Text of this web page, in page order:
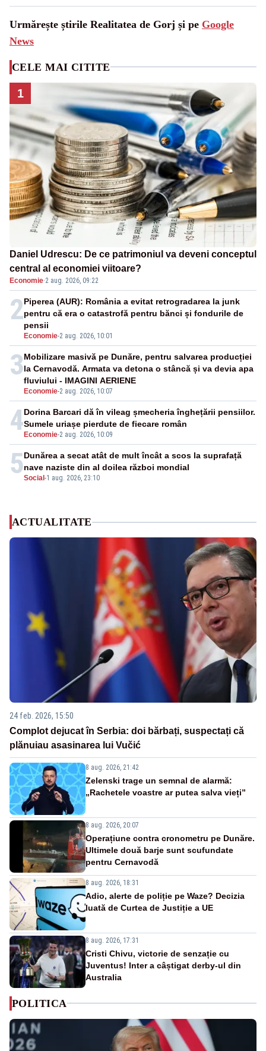
Urmărește știrile Realitatea de Gorj și pe Google
News
CELE MAI CITITE
1
Daniel Udrescu: De ce patrimoniul va deveni conceptul
central al economiei viitoare?
Economie·2 aug. 2026, 09:22
2
Economie-2 aug. 2026, 10:01
Piperea (AUR): România a evitat retrogradarea la junk
pentru că era o catastrofă pentru bănci și fondurile de
pensii
3
Economie-2 aug. 2026, 10:07
Mobilizare masivă pe Dunăre, pentru salvarea producției
la Cernavodă. Armata va detona o stâncă și va devia apa
fluviului - IMAGINI AERIENE
4 Economie-2 aug. 2026, 10:09
Dorina Barcari dă în vileag șmecheria înghețării pensiilor.
Sumele uriașe pierdute de fiecare român
5Social -1 aug. 2026, 23:10
Dunărea a secat atât de mult încât a scos la suprafață
nave naziste din al doilea război mondial
ACTUALITATE
24 feb. 2026, 15:50
Complot dejucat în Serbia: doi bărbați, suspectați că
plănuiau asasinarea lui Vučić
8 aug. 2026, 21:42
Zelenski trage un semnal de alarmă:
„Rachetele voastre ar putea salva vieți”
8 aug. 2026, 20:07
Operațiune contra cronometru pe Dunăre.
Ultimele două barje sunt scufundate
pentru Cernavodă
8 aug. 2026, 18:31
Adio, alerte de poliție pe Waze? Decizia
luată de Curtea de Justiție a UE
8 aug. 2026, 17:31
Cristi Chivu, victorie de senzație cu
Juventus! Inter a câștigat derby-ul din
Australia
POLITICA